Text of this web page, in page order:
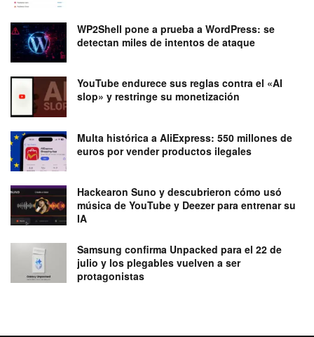
WP2Shell pone a prueba a WordPress: se
detectan miles de intentos de ataque
YouTube endurece sus reglas contra el «AI
slop» y restringe su monetización
Multa histórica a AliExpress: 550 millones de
euros por vender productos ilegales
Hackearon Suno y descubrieron cómo usó
música de YouTube y Deezer para entrenar su
IA
Samsung confirma Unpacked para el 22 de
julio y los plegables vuelven a ser
protagonistas